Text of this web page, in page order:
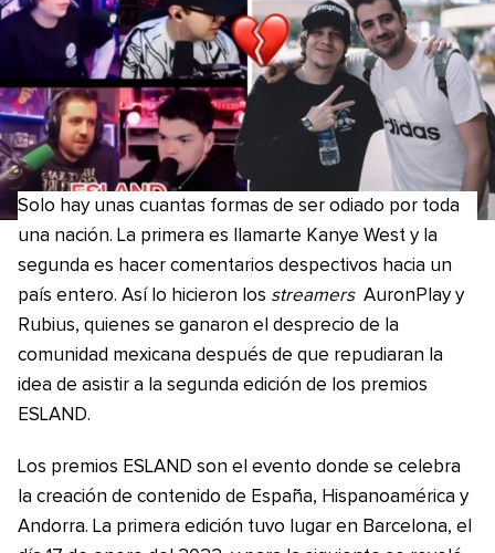
Solo hay unas cuantas formas de ser odiado por toda
una nación. La primera es llamarte Kanye West y la
segunda es hacer comentarios despectivos hacia un
país entero. Así lo hicieron los streamers AuronPlay y
Rubius, quienes se ganaron el desprecio de la
comunidad mexicana después de que repudiaran la
idea de asistir a la segunda edición de los premios
ESLAND.
Los premios ESLAND son el evento donde se celebra
la creación de contenido de España, Hispanoamérica y
Andorra. La primera edición tuvo lugar en Barcelona, el